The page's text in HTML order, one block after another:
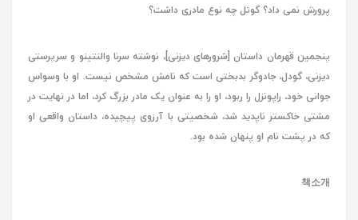
پرورش نمی داد؟ گوتل چه نوع مادری داشت؟
پنجمین قهرمان داستان [شرورهای دیزنی]، نوشته سرنا والنتینو و سرپرستی
دیزنی، گودل، جادوگر بدبختی است که نامش مشخص نیست. او با وسواس
جوانی خود، راپونزل را ربود، او را به عنوان یک مادر بزرگ کرد، اما در نهایت در
مشتی خاکستر ناپدید شد، شخصیتی با آرزوی پیچیده، داستان واقعی او
که در پشت نام او پنهان شده بود.
책소개